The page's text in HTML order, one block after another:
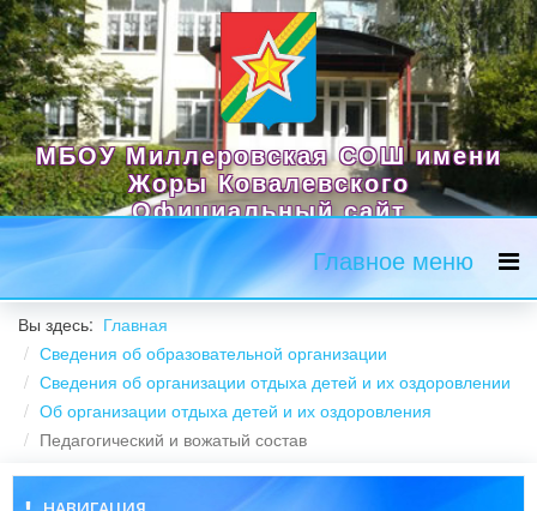
МБОУ Миллеровская СОШ имени
Жоры Ковалевского
Официальный сайт
Главное меню
Вы здесь: Главная
Сведения об образовательной организации
Сведения об организации отдыха детей и их оздоровлении
Об организации отдыха детей и их оздоровления
Педагогический и вожатый состав